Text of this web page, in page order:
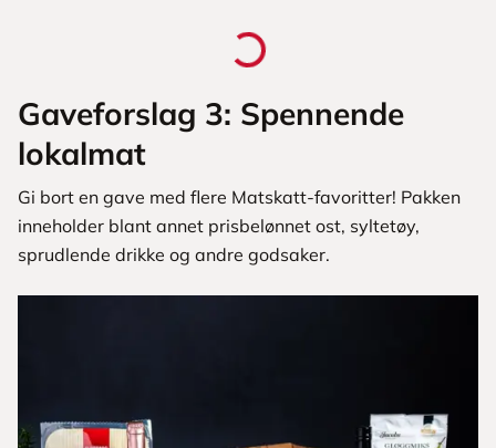
Gaveforslag 3: Spennende
lokalmat
Gi bort en gave med flere Matskatt-favoritter! Pakken
inneholder blant annet prisbelønnet ost, syltetøy,
sprudlende drikke og andre godsaker.